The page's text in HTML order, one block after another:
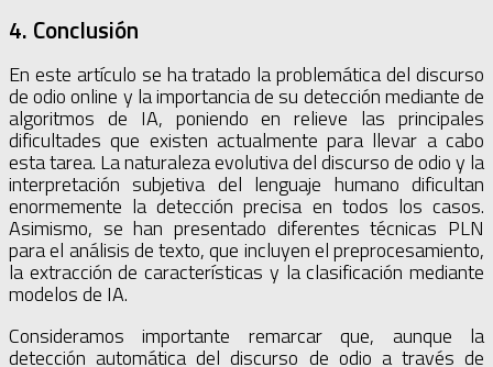
4. Conclusión
En este artículo se ha tratado la problemática del discurso
de odio online y la importancia de su detección mediante de
algoritmos de IA, poniendo en relieve las principales
dificultades que existen actualmente para llevar a cabo
esta tarea. La naturaleza evolutiva del discurso de odio y la
interpretación subjetiva del lenguaje humano dificultan
enormemente la detección precisa en todos los casos.
Asimismo, se han presentado diferentes técnicas PLN
para el análisis de texto, que incluyen el preprocesamiento,
la extracción de características y la clasificación mediante
modelos de IA.
Consideramos importante remarcar que, aunque la
detección automática del discurso de odio a través de